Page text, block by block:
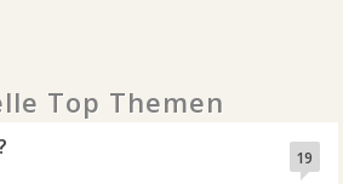
Top Themen
19